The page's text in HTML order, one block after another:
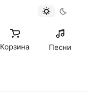
Корзина Песни